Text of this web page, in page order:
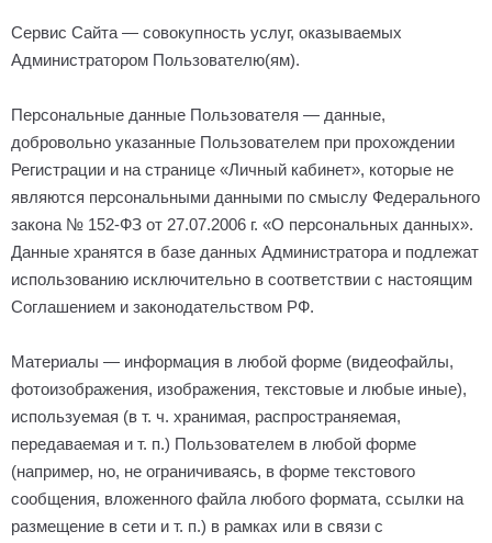
Сервис Сайта — совокупность услуг, оказываемых
Администратором Пользователю(ям).
Персональные данные Пользователя — данные,
добровольно указанные Пользователем при прохождении
Регистрации и на странице «Личный кабинет», которые не
являются персональными данными по смыслу Федерального
закона № 152-ФЗ от 27.07.2006 г. «О персональных данных».
Данные хранятся в базе данных Администратора и подлежат
использованию исключительно в соответствии с настоящим
Соглашением и законодательством РФ.
Материалы — информация в любой форме (видеофайлы,
фотоизображения, изображения, текстовые и любые иные),
используемая (в т. ч. хранимая, распространяемая,
передаваемая и т. п.) Пользователем в любой форме
(например, но, не ограничиваясь, в форме текстового
сообщения, вложенного файла любого формата, ссылки на
размещение в сети и т. п.) в рамках или в связи с